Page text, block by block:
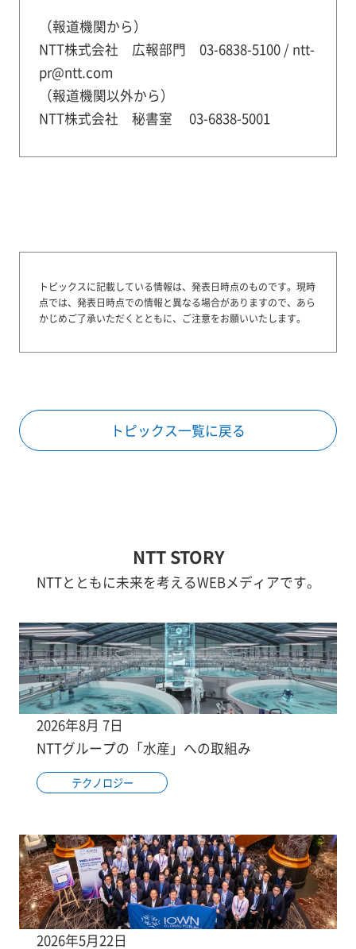
（報道機関から）
NTT株式会社 広報部門 03-6838-5100 / ntt-
pr@ntt.com
（報道機関以外から）
NTT株式会社 秘書室 03-6838-5001
トピックスに記載している情報は、発表日時点のものです。 現時
点では、発表日時点での情報と異なる場合がありますので、あら
かじめご了承いただくとともに、ご注意をお願いいたします。
トピックス一覧に戻る
NTT STORY
NTTとともに未来を考えるWEBメディアです。
2026年8月 7日
NTTグループの「水産」への取組み
テクノロジー
2026年5月22日